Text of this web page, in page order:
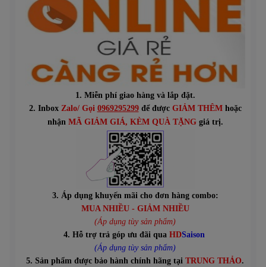
1. Miễn phí giao hàng và lắp đặt.
2. Inbox Zalo/ Gọi 0969295299để được GIẢM THÊMhoặc
nhận MÃ GIẢM GIÁ, KÈM QUÀ TẶNGgiá trị.
3. Áp dụng khuyến mãi cho đơn hàng combo:
MUA NHIỀU - GIẢM NHIỀU
(Áp dụng tùy sản phẩm)
4. Hỗ trợ trả góp ưu đãi qua HDSaison
(Áp dụng tùy sản phẩm)
5. Sản phẩm được bảo hành chính hãng tại TRUNG THẢO.